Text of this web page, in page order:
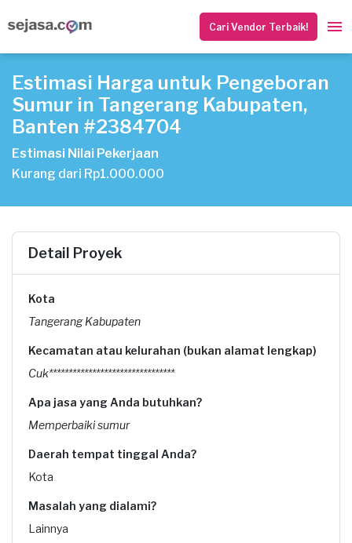
Cari Vendor Terbaik!
Estimasi Harga untuk Pengeboran
Sumur in Tangerang Kabupaten,
Banten #2384704
Estimasi Nilai Pekerjaan
Kurang dari Rp1.000.000
Detail Proyek
Kota
Tangerang Kabupaten
Kecamatan atau kelurahan (bukan alamat lengkap)
Cuk********************************
Apa jasa yang Anda butuhkan?
Memperbaiki sumur
Daerah tempat tinggal Anda?
Kota
Masalah yang dialami?
Lainnya